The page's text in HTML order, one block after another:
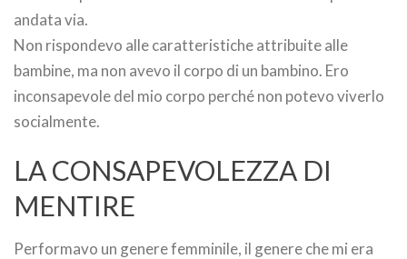
andata via.
Non rispondevo alle caratteristiche attribuite alle
bambine, ma non avevo il corpo di un bambino. Ero
inconsapevole del mio corpo perché non potevo viverlo
socialmente.
LA CONSAPEVOLEZZA DI
MENTIRE
Performavo un genere femminile, il genere che mi era